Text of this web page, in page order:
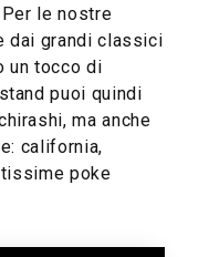
le nostre
dai grandi classici
un tocco di
puoi quindi
ma anche
california,
poke